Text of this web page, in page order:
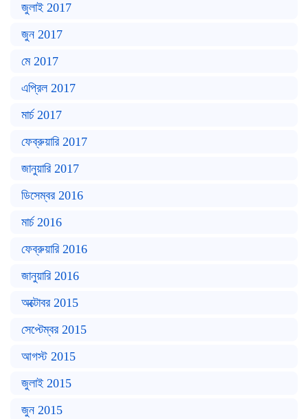
জুলাই 2017
জুন 2017
মে 2017
এপ্রিল 2017
মার্চ 2017
ফেব্রুয়ারি 2017
জানুয়ারি 2017
ডিসেম্বর 2016
মার্চ 2016
ফেব্রুয়ারি 2016
জানুয়ারি 2016
অক্টোবর 2015
সেপ্টেম্বর 2015
আগস্ট 2015
জুলাই 2015
জুন 2015